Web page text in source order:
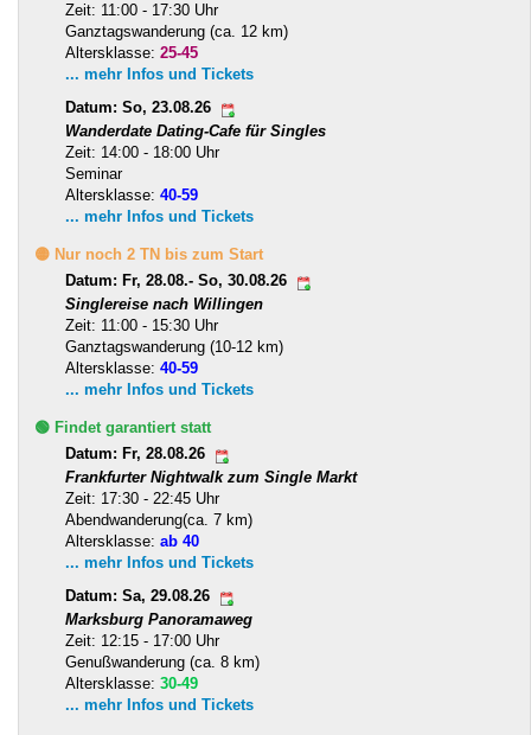
Zeit: 11:00 - 17:30 Uhr
Ganztagswanderung (ca. 12 km)
Altersklasse: 25-45
... mehr Infos und Tickets
Datum: So, 23.08.26
Wanderdate Dating-Cafe für Singles
Zeit: 14:00 - 18:00 Uhr
Seminar
Altersklasse: 40-59
... mehr Infos und Tickets
🟡 Nur noch 2 TN bis zum Start
Datum: Fr, 28.08.- So, 30.08.26
Singlereise nach Willingen
Zeit: 11:00 - 15:30 Uhr
Ganztagswanderung (10-12 km)
Altersklasse: 40-59
... mehr Infos und Tickets
🟢 Findet garantiert statt
Datum: Fr, 28.08.26
Frankfurter Nightwalk zum Single Markt
Zeit: 17:30 - 22:45 Uhr
Abendwanderung(ca. 7 km)
Altersklasse: ab 40
... mehr Infos und Tickets
Datum: Sa, 29.08.26
Marksburg Panoramaweg
Zeit: 12:15 - 17:00 Uhr
Genußwanderung (ca. 8 km)
Altersklasse: 30-49
... mehr Infos und Tickets